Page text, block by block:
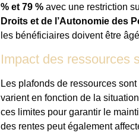
% et 79 % avec une restriction
Droits et de l’Autonomie des
les bénéficiaires doivent être
Impact des ressources
Les plafonds de ressources
varient en fonction de la
ces limites pour garantir le
des rentes peut également